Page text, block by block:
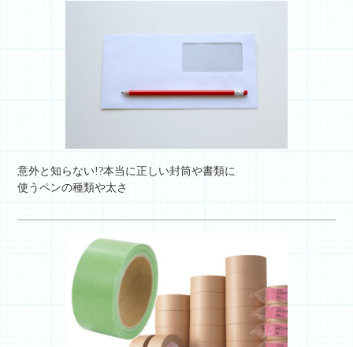
意外と知らない!?本当に正しい封筒や書類に
使うペンの種類や太さ